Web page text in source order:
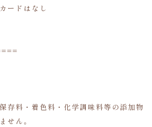
ードはなし
存料・着色料・化学調味料等の添加物
せん。